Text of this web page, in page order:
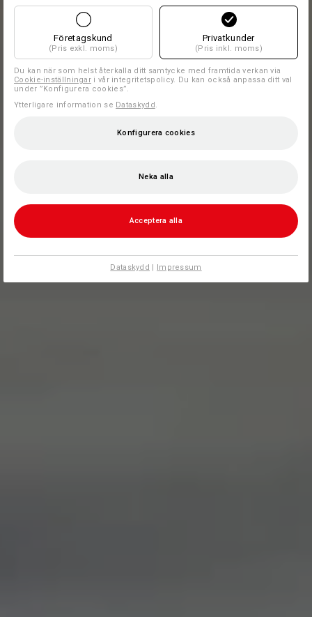
Företagskund
(Pris exkl. moms)
Privatkunder
(Pris inkl. moms)
Du kan när som helst återkalla ditt samtycke med framtida verkan via
Cookie-inställningar i vår integritetspolicy. Du kan också anpassa ditt val
under ”Konfigurera cookies”.
Ytterligare information se Dataskydd
Konfigurera cookies
Neka alla
Acceptera alla
Dataskydd | Impressum